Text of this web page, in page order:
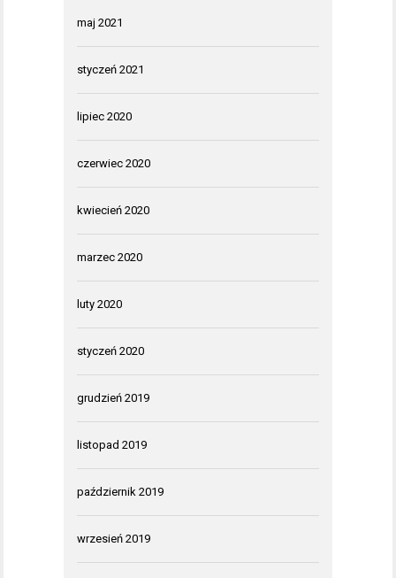
maj 2021
styczeń 2021
lipiec 2020
czerwiec 2020
kwiecień 2020
marzec 2020
luty 2020
styczeń 2020
grudzień 2019
listopad 2019
październik 2019
wrzesień 2019